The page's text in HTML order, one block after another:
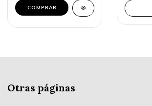
COMPRAR
Otras páginas